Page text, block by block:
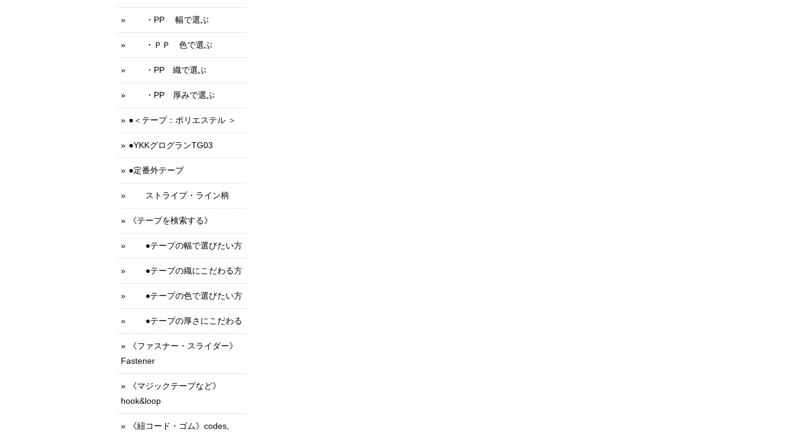
・PP 幅で選ぶ
・ＰＰ 色で選ぶ
・PP 織で選ぶ
・PP 厚みで選ぶ
●＜テープ：ポリエステル ＞
●YKKグログランTG03
●定番外テープ
ストライプ・ライン柄
《テープを検索する》
●テープの幅で選びたい方
●テープの織にこだわる方
●テープの色で選びたい方
●テープの厚さにこだわる
《ファスナー・スライダー》
Fastener
《マジックテープなど》
hook&loop
《紐コード・ゴム》codes,